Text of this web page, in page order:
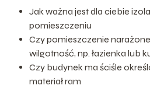
Jak ważna jest dla ciebie
pomieszczeniu
Czy pomieszczenie
wilgotność, np. łazienka lub
Czy budynek ma ściśle
materiał ram